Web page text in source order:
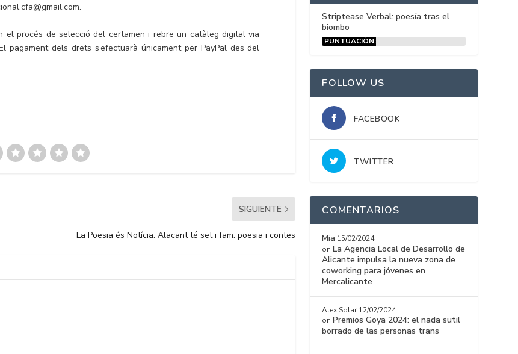
el procés de selecció del certamen i rebre un catàleg digital via
pagament dels drets s’efectuarà únicament per PayPal des del
SIGUIENTE
La Poesia és Notícia. Alacant té set i fam: poesia i contes
Striptease Verbal: poesía tras el
biombo
PUNTUACIÓN:
FOLLOW US
FACEBOOK
TWITTER
COMENTARIOS
Mia 15/02/2024
on La Agencia Local de Desarrollo de
Alicante impulsa la nueva zona de
coworking para jóvenes en
Mercalicante
Alex Solar 12/02/2024
on Premios Goya 2024: el nada sutil
borrado de las personas trans